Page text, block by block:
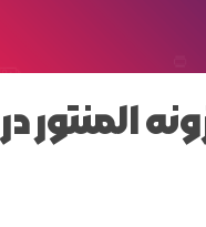
المنتور در